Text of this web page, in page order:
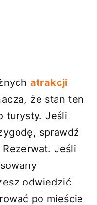
atrakcji
że ​​stan ten
turysty. Jeśli
sprawdź
Jeśli
odwiedzić
po mieście